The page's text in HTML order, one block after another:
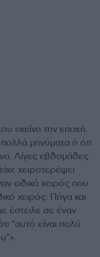
εκείνη την εποχή.
μηνύματα ή ότι
Λίγες εβδομάδες
χειροτερέψει
ειδικό χειρός που
χειρός. Πήγα και
έστειλε σε έναν
“αυτό είναι πολύ